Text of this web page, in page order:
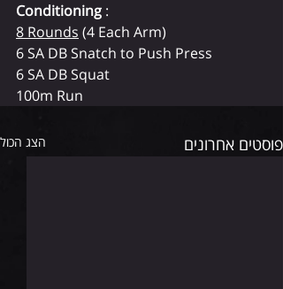
Conditioning :
8 Rounds (4 Each Arm)
6 SA DB Snatch to Push Press
6 SA DB Squat
100m Run
פוסטים אחרונים הצג הכול